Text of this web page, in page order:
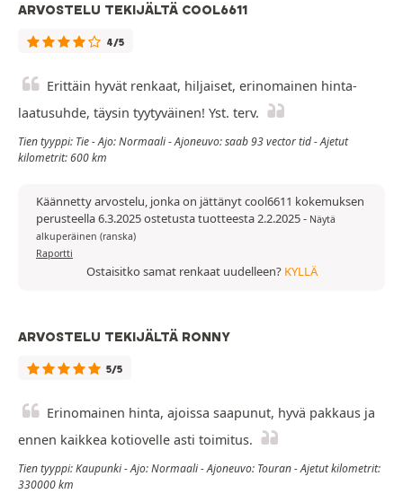
ARVOSTELU TEKIJÄLTÄ COOL6611
4/5
Erittäin hyvät renkaat, hiljaiset, erinomainen hinta-
laatusuhde, täysin tyytyväinen! Yst. terv.
Tien tyyppi: Tie - Ajo: Normaali - Ajoneuvo: saab 93 vector tid - Ajetut
kilometrit: 600 km
Käännetty arvostelu, jonka on jättänyt cool6611 kokemuksen
perusteella 6.3.2025 ostetusta tuotteesta 2.2.2025- Näytä
alkuperäinen (ranska)
Raportti
Ostaisitko samat renkaat uudelleen? KYLLÄ
ARVOSTELU TEKIJÄLTÄ RONNY
5/5
Erinomainen hinta, ajoissa saapunut, hyvä pakkaus ja
ennen kaikkea kotiovelle asti toimitus.
Tien tyyppi: Kaupunki - Ajo: Normaali - Ajoneuvo: Touran - Ajetut kilometrit:
330000 km